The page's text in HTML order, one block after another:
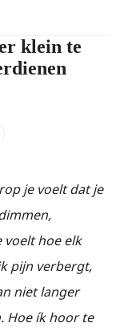
klein te
je voelt dat je
voelt hoe elk
pijn verbergt,
niet langer
Hoe ík hoor te